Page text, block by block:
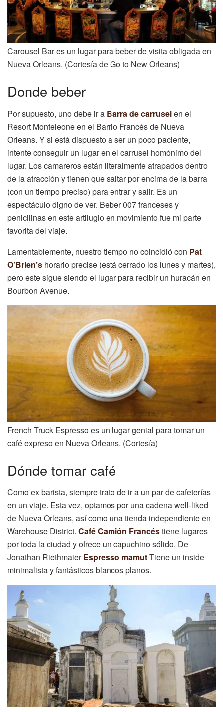
Carousel Bar es un lugar para beber de visita obligada en
Nueva Orleans. (Cortesía de Go to New Orleans)
Donde beber
Por supuesto, uno debe ir a Barra de carruselen el
Resort Monteleone en el Barrio Francés de Nueva
Orleans. Y si está dispuesto a ser un poco paciente,
intente conseguir un lugar en el carrusel homónimo del
lugar. Los camareros están literalmente atrapados dentro
de la atracción y tienen que saltar por encima de la barra
(con un tiempo preciso) para entrar y salir. Es un
espectáculo digno de ver. Beber 007 franceses y
penicilinas en este artilugio en movimiento fue mi parte
favorita del viaje.
Lamentablemente, nuestro tiempo no coincidió con Pat
O’Brien’s horario precise (está cerrado los lunes y martes),
pero este sigue siendo el lugar para recibir un huracán en
Bourbon Avenue.
French Truck Espresso es un lugar genial para tomar un
café expreso en Nueva Orleans. (Cortesía)
Dónde tomar café
Como ex barista, siempre trato de ir a un par de cafeterías
en un viaje. Esta vez, optamos por una cadena well-liked
de Nueva Orleans, así como una tienda independiente en
Warehouse District. Café Camión Francéstiene lugares
por toda la ciudad y ofrece un capuchino sólido. De
Jonathan RiethmaierEspresso mamutTiene un inside
minimalista y fantásticos blancos planos.